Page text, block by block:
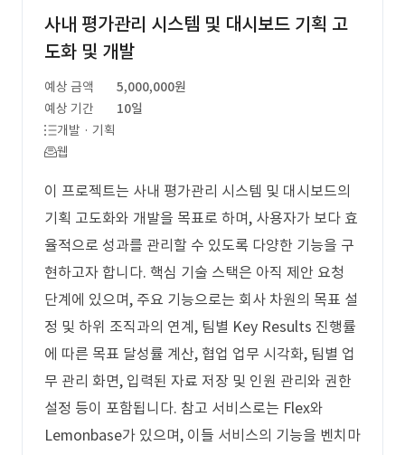
사내 평가관리 시스템 및 대시보드 기획 고
도화 및 개발
예상 금액
5,000,000원
예상 기간
10일
개발 · 기획
웹
이 프로젝트는 사내 평가관리 시스템 및 대시보드의
기획 고도화와 개발을 목표로 하며, 사용자가 보다 효
율적으로 성과를 관리할 수 있도록 다양한 기능을 구
현하고자 합니다. 핵심 기술 스택은 아직 제안 요청
단계에 있으며, 주요 기능으로는 회사 차원의 목표 설
정 및 하위 조직과의 연계, 팀별 Key Results 진행률
에 따른 목표 달성률 계산, 협업 업무 시각화, 팀별 업
무 관리 화면, 입력된 자료 저장 및 인원 관리와 권한
설정 등이 포함됩니다. 참고 서비스로는 Flex와
Lemonbase가 있으며, 이들 서비스의 기능을 벤치마